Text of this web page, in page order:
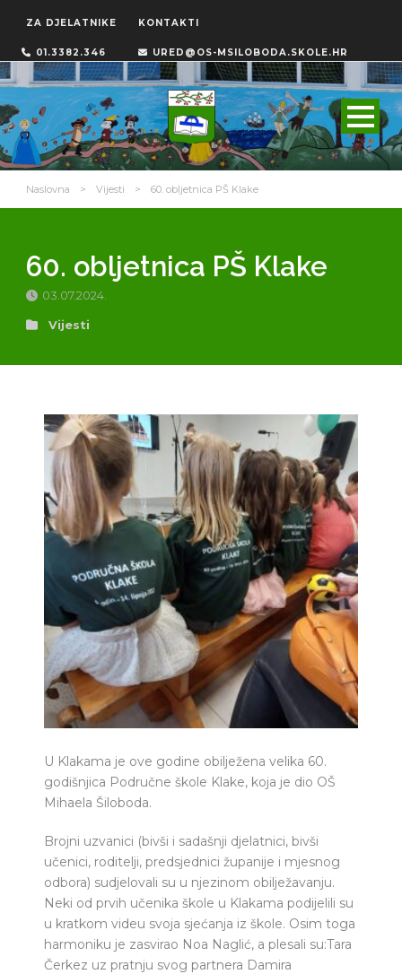
ZA DJELATNIKE KONTAKTI
01.3382.346 URED@OS-MSILOBODA.SKOLE.HR
Naslovna > Vijesti > 60. obljetnica PŠ Klake
60. obljetnica PŠ Klake
03.07.2024.
Vijesti
U Klakama je ove godine obilježena velika 60.
godišnjica Područne škole Klake, koja je dio OŠ
Mihaela Šiloboda.
Brojni uzvanici (bivši i sadašnji djelatnici, bivši
učenici, roditelji, predsjednici županije i mjesnog
odbora) sudjelovali su u njezinom obilježavanju.
Neki od prvih učenika škole u Klakama podijelili su
u kratkom videu svoja sjećanja iz škole. Osim toga
harmoniku je zasvirao Noa Naglić, a plesali su:Tara
Čerkez uz pratnju svog partnera Damira